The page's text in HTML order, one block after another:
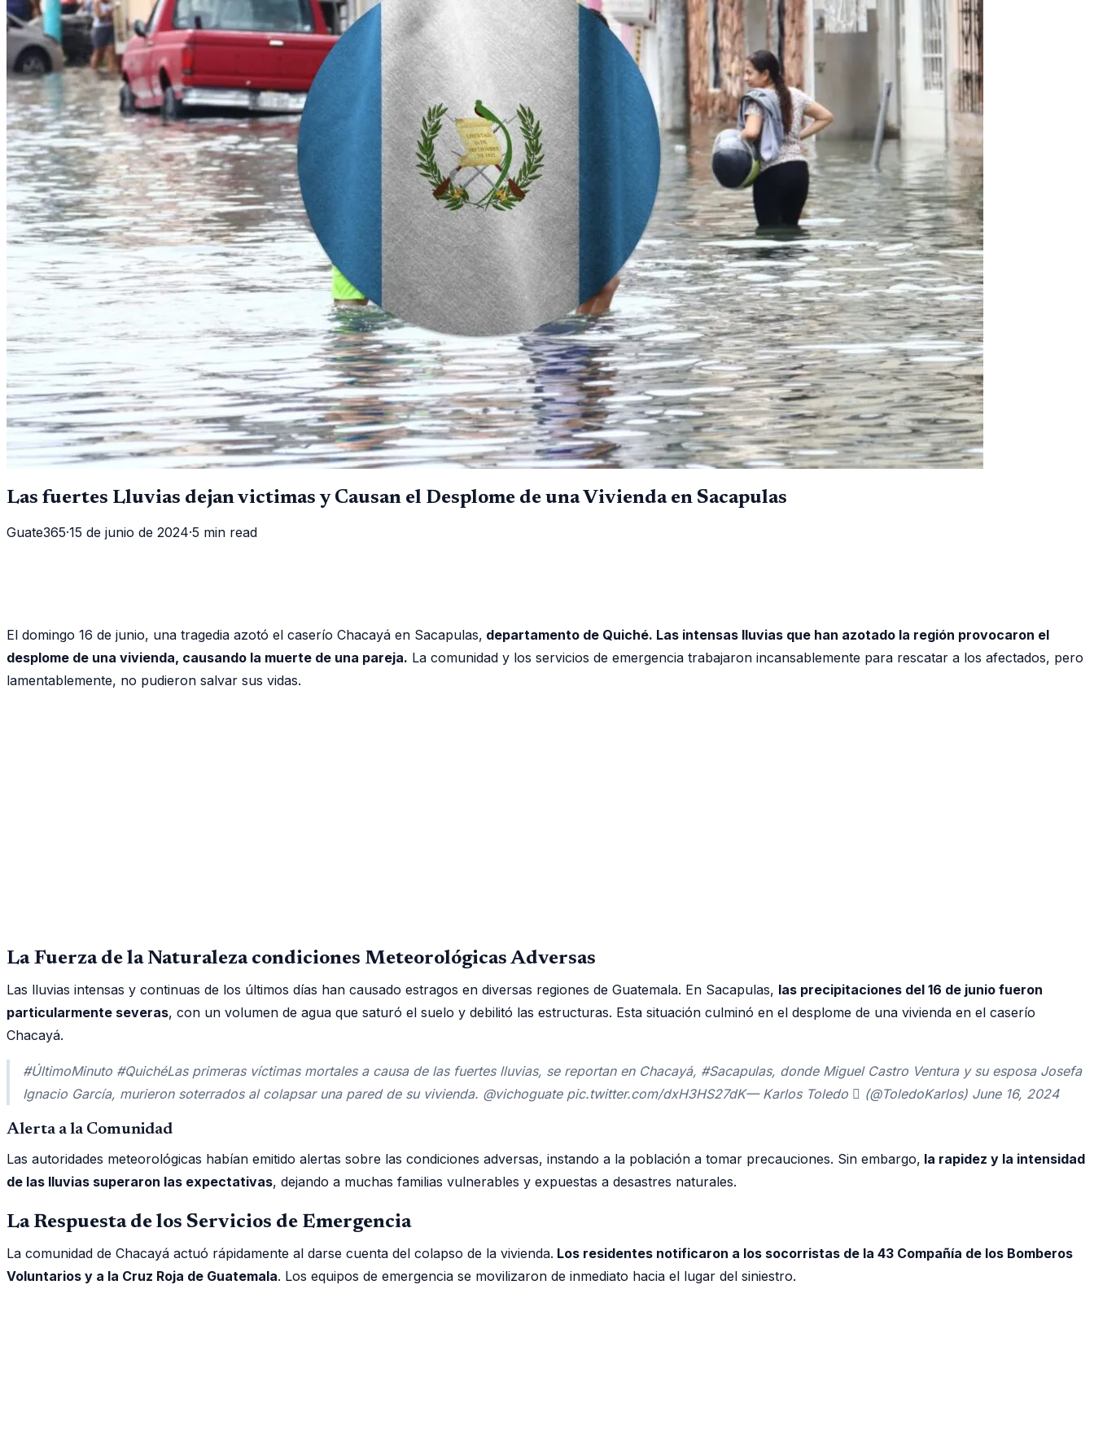
Las fuertes Lluvias dejan victimas y Causan el Desplome de una Vivienda en Sacapulas
Guate365·15 de junio de 2024·5 min read
El domingo 16 de junio, una tragedia azotó el caserío Chacayá en Sacapulas, departamento de Quiché. Las intensas lluvias que han azotado la región provocaron el
desplome de una vivienda, causando la muerte de una pareja. La comunidad y los servicios de emergencia trabajaron incansablemente para rescatar a los afectados, pero
lamentablemente, no pudieron salvar sus vidas.
La Fuerza de la Naturaleza condiciones Meteorológicas Adversas
Las lluvias intensas y continuas de los últimos días han causado estragos en diversas regiones de Guatemala. En Sacapulas, las precipitaciones del 16 de junio fueron
particularmente severas, con un volumen de agua que saturó el suelo y debilitó las estructuras. Esta situación culminó en el desplome de una vivienda en el caserío
Chacayá.
#ÚltimoMinuto #QuichéLas primeras víctimas mortales a causa de las fuertes lluvias, se reportan en Chacayá, #Sacapulas, donde Miguel Castro Ventura y su esposa Josefa
Ignacio García, murieron soterrados al colapsar una pared de su vivienda. @vichoguate pic.twitter.com/dxH3HS27dK— Karlos Toledo  (@ToledoKarlos) June 16, 2024
Alerta a la Comunidad
Las autoridades meteorológicas habían emitido alertas sobre las condiciones adversas, instando a la población a tomar precauciones. Sin embargo, la rapidez y la intensidad
de las lluvias superaron las expectativas, dejando a muchas familias vulnerables y expuestas a desastres naturales.
La Respuesta de los Servicios de Emergencia
La comunidad de Chacayá actuó rápidamente al darse cuenta del colapso de la vivienda. Los residentes notificaron a los socorristas de la 43 Compañía de los Bomberos
Voluntarios y a la Cruz Roja de Guatemala. Los equipos de emergencia se movilizaron de inmediato hacia el lugar del siniestro.